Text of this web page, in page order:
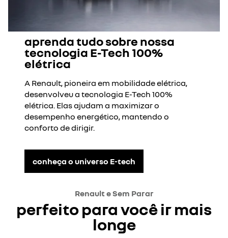
aprenda tudo sobre nossa
tecnologia E-Tech 100%
elétrica
A Renault, pioneira em mobilidade elétrica,
desenvolveu a tecnologia E-Tech 100%
elétrica. Elas ajudam a maximizar o
desempenho energético, mantendo o
conforto de dirigir.
conheça o universo E-tech
Renault e Sem Parar
perfeito para você ir mais
longe